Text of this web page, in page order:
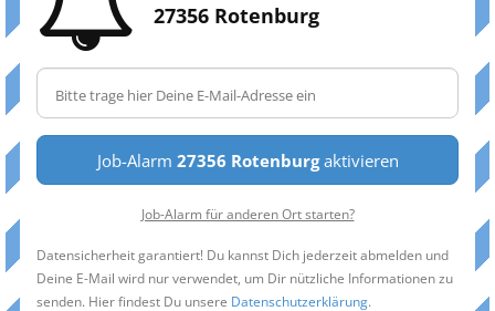
27356 Rotenburg
Job-Alarm 27356 Rotenburgaktivieren
Job-Alarm für anderen Ort starten?
Datensicherheit garantiert! Du kannst Dich jederzeit abmelden und
Deine E-Mail wird nur verwendet, um Dir nützliche Informationen zu
senden. Hier findest Du unsere Datenschutzerklärung.